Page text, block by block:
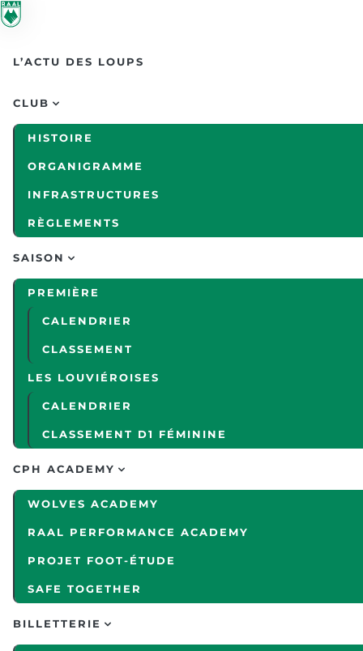
Skip to main content
L’ACTU DES LOUPS
CLUB
HISTOIRE
ORGANIGRAMME
INFRASTRUCTURES
RÈGLEMENTS
SAISON
PREMIÈRE
CALENDRIER
CLASSEMENT
LES LOUVIÉROISES
CALENDRIER
CLASSEMENT D1 FÉMININE
CPH ACADEMY
WOLVES ACADEMY
RAAL PERFORMANCE ACADEMY
PROJET FOOT-ÉTUDE
SAFE TOGETHER
BILLETTERIE